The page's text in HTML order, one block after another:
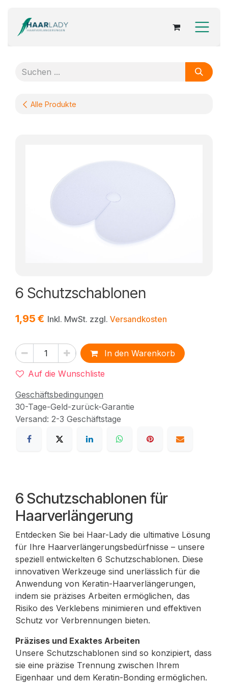
Alle Produkte
6 Schutzschablonen
1,95 € Inkl. MwSt. zzgl. Versandkosten
In den Warenkorb
Auf die Wunschliste
Geschäftsbedingungen
30-Tage-Geld-zurück-Garantie
Versand: 2-3 Geschäftstage
6 Schutzschablonen für
Haarverlängerung
Entdecken Sie bei Haar-Lady die ultimative Lösung
für Ihre Haarverlängerungsbedürfnisse – unsere
speziell entwickelten 6 Schutzschablonen. Diese
innovativen Werkzeuge sind unerlässlich für die
Anwendung von Keratin-Haarverlängerungen,
indem sie präzises Arbeiten ermöglichen, das
Risiko des Verklebens minimieren und effektiven
Schutz vor Verbrennungen bieten.
Präzises und Exaktes Arbeiten
Unsere Schutzschablonen sind so konzipiert, dass
sie eine präzise Trennung zwischen Ihrem
Eigenhaar und dem Keratin-Bonding ermöglichen.